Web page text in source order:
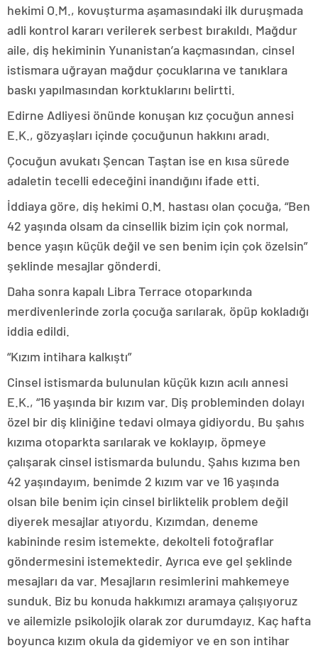
hekimi O.M., kovuşturma aşamasındaki ilk duruşmada
adli kontrol kararı verilerek serbest bırakıldı. Mağdur
aile, diş hekiminin Yunanistan’a kaçmasından, cinsel
istismara uğrayan mağdur çocuklarına ve tanıklara
baskı yapılmasından korktuklarını belirtti.
Edirne Adliyesi önünde konuşan kız çocuğun annesi
E.K., gözyaşları içinde çocuğunun hakkını aradı.
Çocuğun avukatı Şencan Taştan ise en kısa sürede
adaletin tecelli edeceğini inandığını ifade etti.
İddiaya göre, diş hekimi O.M. hastası olan çocuğa, “Ben
42 yaşında olsam da cinsellik bizim için çok normal,
bence yaşın küçük değil ve sen benim için çok özelsin”
şeklinde mesajlar gönderdi.
Daha sonra kapalı Libra Terrace otoparkında
merdivenlerinde zorla çocuğa sarılarak, öpüp kokladığı
iddia edildi.
“Kızım intihara kalkıştı”
Cinsel istismarda bulunulan küçük kızın acılı annesi
E.K., “16 yaşında bir kızım var. Diş probleminden dolayı
özel bir diş kliniğine tedavi olmaya gidiyordu. Bu şahıs
kızıma otoparkta sarılarak ve koklayıp, öpmeye
çalışarak cinsel istismarda bulundu. Şahıs kızıma ben
42 yaşındayım, benimde 2 kızım var ve 16 yaşında
olsan bile benim için cinsel birliktelik problem değil
diyerek mesajlar atıyordu. Kızımdan, deneme
kabininde resim istemekte, dekolteli fotoğraflar
göndermesini istemektedir. Ayrıca eve gel şeklinde
mesajları da var. Mesajların resimlerini mahkemeye
sunduk. Biz bu konuda hakkımızı aramaya çalışıyoruz
ve ailemizle psikolojik olarak zor durumdayız. Kaç hafta
boyunca kızım okula da gidemiyor ve en son intihar